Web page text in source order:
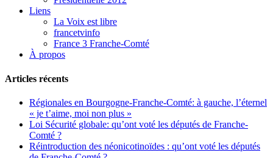
Liens
La Voix est libre
francetvinfo
France 3 Franche-Comté
À propos
Articles récents
Régionales en Bourgogne-Franche-Comté: à gauche, l’éternel
« je t’aime, moi non plus »
Loi Sécurité globale: qu’ont voté les députés de Franche-
Comté ?
Réintroduction des néonicotinoïdes : qu’ont voté les députés